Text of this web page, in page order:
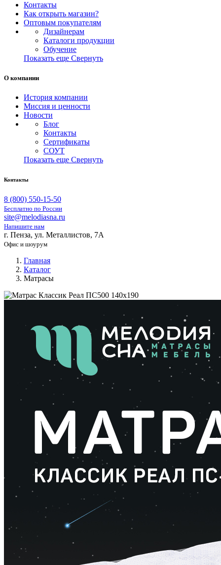
Контакты
Как открыть магазин?
Оптовым покупателям
Дизайнерам
Каталоги продукции
Обучение
Показать еще Свернуть
О компании
История компании
Миссия и ценности
Новости
Блог
Контакты
Сертификаты
СОУТ
Показать еще Свернуть
Контакты
8 (800) 550-15-50
Бесплатно по России
site@melodiasna.ru
Напишите нам
г. Пенза, ул. Металлистов, 7А
Офис и шоурум
Главная
Каталог
Матрасы